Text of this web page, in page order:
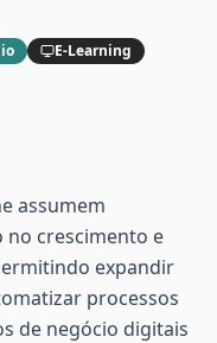
E-Learning
assumem
crescimento e
expandir
processos
de negócio digitais